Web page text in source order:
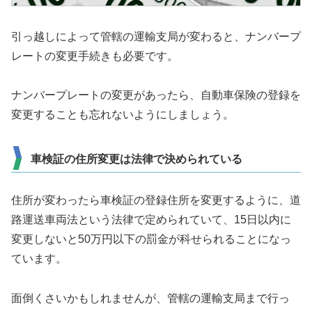
引っ越しによって管轄の運輸支局が変わると、ナンバープ
レートの変更手続きも必要です。
ナンバープレートの変更があったら、自動車保険の登録を
変更することも忘れないようにしましょう。
車検証の住所変更は法律で決められている
住所が変わったら車検証の登録住所を変更するように、道
路運送車両法という法律で定められていて、15日以内に
変更しないと50万円以下の罰金が科せられることになっ
ています。
面倒くさいかもしれませんが、管轄の運輸支局まで行っ